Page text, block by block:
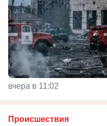
вчера в 11:02
Происшествия